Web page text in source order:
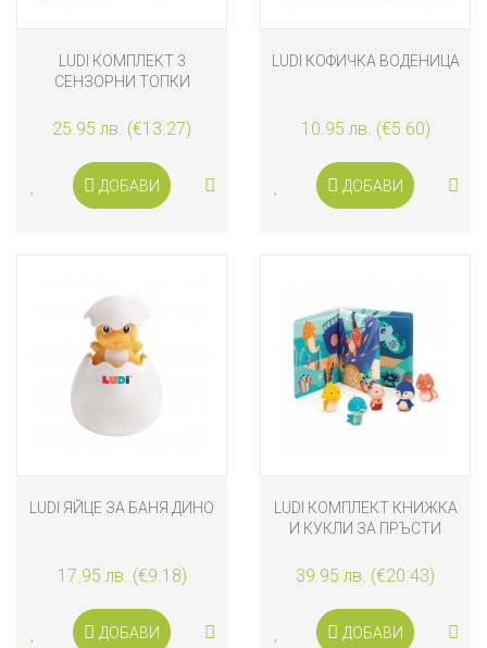
LUDI КОМПЛЕКТ 3
СЕНЗОРНИ ТОПКИ
25.95 лв. (€13.27)
ДОБАВИ
LUDI КОФИЧКА ВОДЕНИЦА
10.95 лв. (€5.60)
ДОБАВИ
LUDI ЯЙЦЕ ЗА БАНЯ ДИНО
17.95 лв. (€9.18)
ДОБАВИ
LUDI КОМПЛЕКТ КНИЖКА
И КУКЛИ ЗА ПРЪСТИ
39.95 лв. (€20.43)
ДОБАВИ